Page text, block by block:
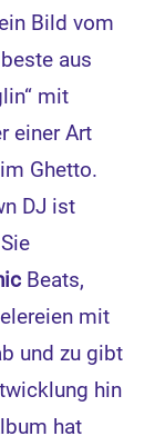
Bild vom
aus
mit
einer Art
Ghetto.
DJ ist
Beats,
mit
und zu gibt
hin
hat